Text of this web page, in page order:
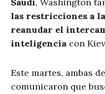
las restricciones a
reanudar el
inteligencia con
Este martes, ambas
comunicaron que